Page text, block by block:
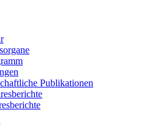
Publikationen